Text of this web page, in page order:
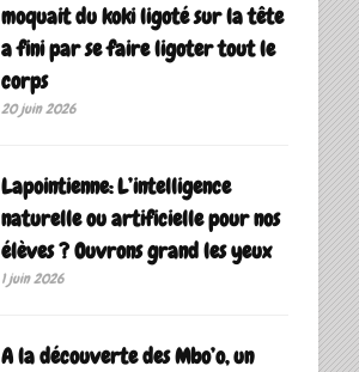
moquait du koki ligoté sur la tête
a fini par se faire ligoter tout le
corps
20 juin 2026
Lapointienne: L’intelligence
naturelle ou artificielle pour nos
élèves ? Ouvrons grand les yeux
1 juin 2026
A la découverte des Mbo’o, un